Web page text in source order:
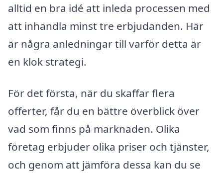
alltid en bra idé att inleda processen med
att inhandla minst tre erbjudanden. Här
är några anledningar till varför detta är
en klok strategi.
För det första, när du skaffar flera
offerter, får du en bättre överblick över
vad som finns på marknaden. Olika
företag erbjuder olika priser och tjänster,
och genom att jämföra dessa kan du se